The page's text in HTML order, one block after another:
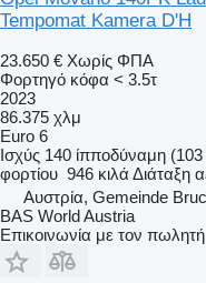
Tempomat Kamera D'H
23.650 € Χωρίς ΦΠΑ
Φορτηγό κόφα < 3.5τ
2023
86.375 χλμ
Euro 6
Ισχύς 140 ίπποδύναμη
φορτίου 946 κιλά Διάταξη
Αυστρία, Gemeinde
BAS World Austria
Επικοινωνία με τον πωλητή